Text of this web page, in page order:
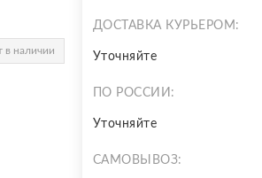
в наличии
ДОСТАВКА КУРЬЕРОМ:
Уточняйте
ПО РОССИИ:
Уточняйте
САМОВЫВОЗ: